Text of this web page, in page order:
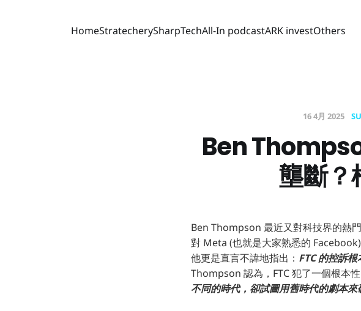
HomeStratecherySharpTechAll-In podcastARK investOthers
16 4月 2025
Ben
壟斷？
Ben Thompson 最近又對科技界的熱
對 Meta (也就是大家熟悉的
他更是直言不諱地指出： FTC 的控訴
Thompson 認為，FTC 犯了一個根本性
不同的時代，卻試圖用舊時代的劇本來